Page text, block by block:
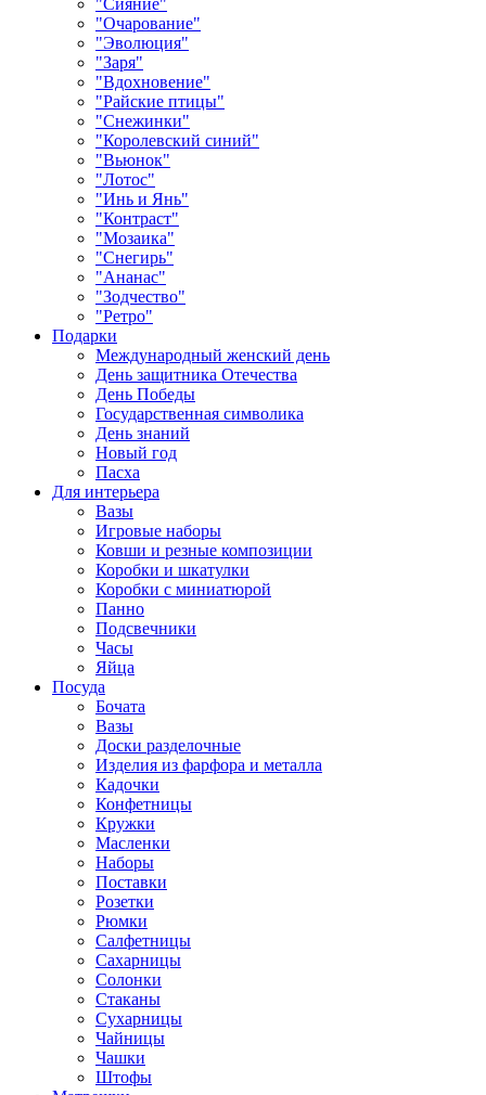
"Сияние"
"Очарование"
"Эволюция"
"Заря"
"Вдохновение"
"Райские птицы"
"Снежинки"
"Королевский синий"
"Вьюнок"
"Лотос"
"Инь и Янь"
"Контраст"
"Мозаика"
"Снегирь"
"Ананас"
"Зодчество"
"Ретро"
Подарки
Международный женский день
День защитника Отечества
День Победы
Государственная символика
День знаний
Новый год
Пасха
Для интерьера
Вазы
Игровые наборы
Ковши и резные композиции
Коробки и шкатулки
Коробки с миниатюрой
Панно
Подсвечники
Часы
Яйца
Посуда
Бочата
Вазы
Доски разделочные
Изделия из фарфора и металла
Кадочки
Конфетницы
Кружки
Масленки
Наборы
Поставки
Розетки
Рюмки
Салфетницы
Сахарницы
Солонки
Стаканы
Сухарницы
Чайницы
Чашки
Штофы